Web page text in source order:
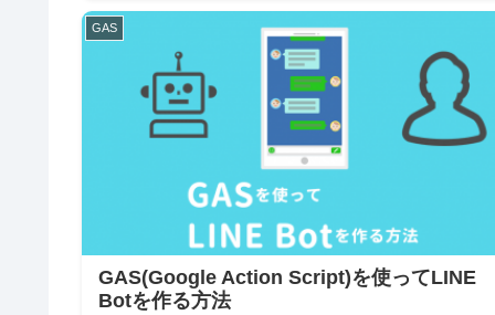
GAS
GAS(Google Action Script)を使ってLINE
Botを作る方法